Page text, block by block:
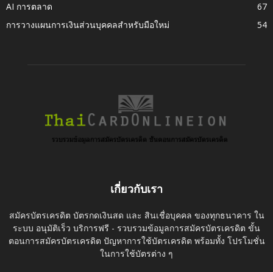
AI การตลาด
67
การวางแผนการเงินส่วนบุคคลสำหรับมือใหม่
54
เกี่ยวกับเรา
สมัครบัตรเครดิต บัตรกดเงินสด และ สินเชื่อบุคคล ของทุกธนาคาร ใน
ระบบ อนุมัติเร็ว บริการฟรี - รวบรวมข้อมูลการสมัครบัตรเครดิต ขั้น
ตอนการสมัครบัตรเครดิต ปัญหาการใช้บัตรเครดิต พร้อมทั้ง โปรโมชั่น
ในการใช้บัตรต่าง ๆ